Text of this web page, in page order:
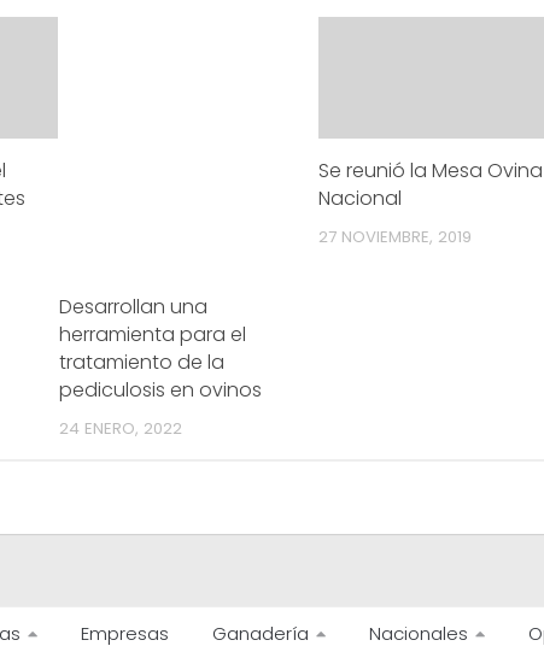
Desarrollan una
herramienta para el
tratamiento de la
pediculosis en ovinos
24 ENERO, 2022
Se reunió la Mesa Ovina
Nacional
27 NOVIEMBRE, 2019
Empresas Ganadería Nacionales